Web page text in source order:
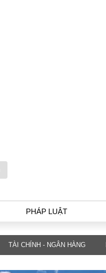
PHÁP LUẬT
PHÁP LUẬT
TÀI CHÍNH - NGÂN HÀNG